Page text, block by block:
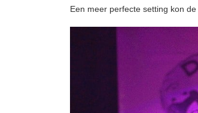
Een meer perfecte setting kon